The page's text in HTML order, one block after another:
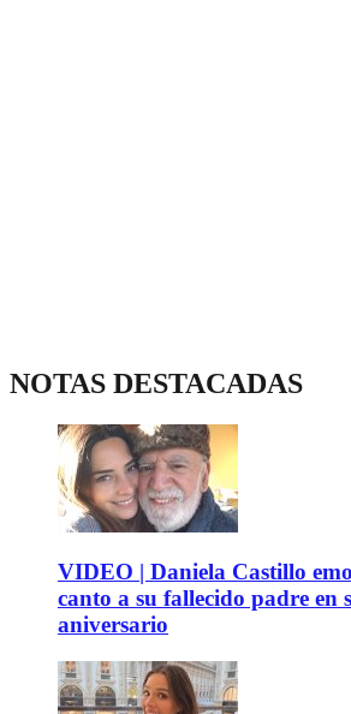
NOTAS DESTACADAS
VIDEO | Daniela Castillo
canto a su fallecido padre en
aniversario